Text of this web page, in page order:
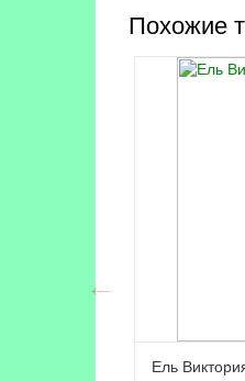
Похожие
Ель